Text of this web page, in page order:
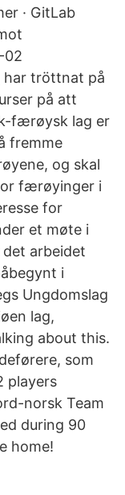
· GitLab
02
har tröttnat på
på att
færøysk lag er
fremme
og skal
færøyinger i
for
et møte i
det arbeidet
i
Ungdomslag
lag,
about this.
som
players
norsk Team
during 90
home!